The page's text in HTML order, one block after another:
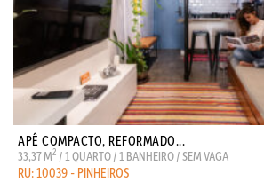
APÊ COMPACTO, REFORMADO...
33,37 M2 / 1 QUARTO / 1 BANHEIRO / SEM VAGA
RU: 10039 - PINHEIROS